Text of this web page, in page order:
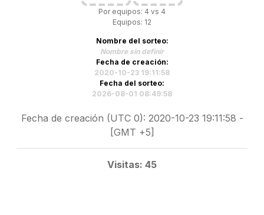
Por equipos: 4 vs 4
Equipos: 12
Nombre del sorteo:
Nombre sin definir
Fecha de creación:
2020-10-23 19:11:58
Fecha del sorteo:
2026-08-01 08:49:58
Fecha de creación (UTC 0): 2020-10-23 19:11:58 -
[GMT +5]
Visitas: 45